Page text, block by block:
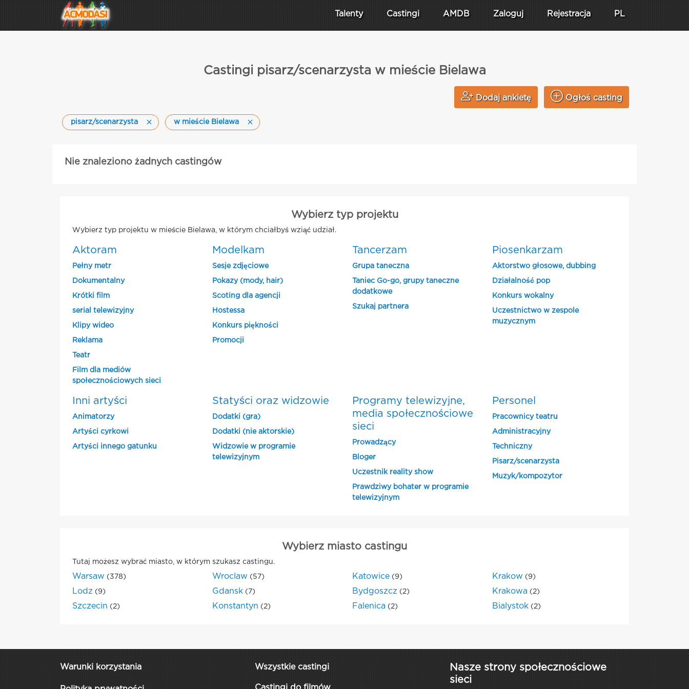
Talenty Castingi AMDB Zaloguj Rejestracja PL
Castingi pisarz/scenarzysta w mieście Bielawa
Dodaj ankietę Ogłoś casting
pisarz/scenarzysta w mieście Bielawa
Nie znaleziono żadnych castingów
Wybierz typ projektu
Wybierz typ projektu w mieście Bielawa, w którym chciałbyś wziąć udział.
Aktoram
Pełny metr
Dokumentalny
Krótki film
serial telewizyjny
Klipy wideo
Reklama
Teatr
Film dla mediów
społecznościowych sieci
Modelkam
Sesje zdjęciowe
Pokazy (mody, hair)
Scoting dla agencji
Hostessa
Konkurs piękności
Promocji
Tancerzam
Grupa taneczna
Taniec Go-go, grupy taneczne
dodatkowe
Szukaj partnera
Piosenkarzam
Aktorstwo głosowe, dubbing
Działalność pop
Konkurs wokalny
Uczestnictwo w zespole
muzycznym
Inni artyści
Animatorzy
Artyści cyrkowi
Artyści innego gatunku
Statyści oraz widzowie
Dodatki (gra)
Dodatki (nie aktorskie)
Widzowie w programie
telewizyjnym
Programy telewizyjne,
media społecznościowe
sieci
Prowadzący
Bloger
Uczestnik reality show
Prawdziwy bohater w programie
telewizyjnym
Personel
Pracownicy teatru
Administracyjny
Techniczny
Pisarz/scenarzysta
Muzyk/kompozytor
Wybierz miasto castingu
Tutaj możesz wybrać miasto, w którym szukasz castingu.
Warsaw (378) Wroclaw (57) Katowice (9) Krakow (9)
Lodz (9) Gdansk (7) Bydgoszcz (2) Krakowa (2)
Szczecin (2) Konstantyn (2) Falenica (2) Bialystok (2)
Warunki korzystania Wszystkie castingi
Nasze strony społecznościowe
sieci